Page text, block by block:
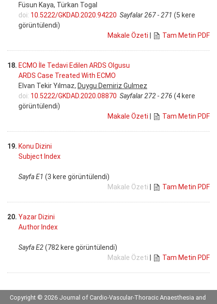
Füsun Kaya, Türkan Togal
doi: 10.5222/GKDAD.2020.94220 Sayfalar 267 - 271 (5 kere
görüntülendi)
Makale Özeti | Tam Metin PDF
18. ECMO İle Tedavi Edilen ARDS Olgusu
ARDS Case Treated With ECMO
Elvan Tekir Yılmaz, Duygu Demiriz Gulmez
doi: 10.5222/GKDAD.2020.08870 Sayfalar 272 - 276 (4 kere
görüntülendi)
Makale Özeti | Tam Metin PDF
19. Konu Dizini
Subject Index
Sayfa E1 (3 kere görüntülendi)
Makale Özeti | Tam Metin PDF
20. Yazar Dizini
Author Index
Sayfa E2(782 kere görüntülendi)
Makale Özeti | Tam Metin PDF
Copyright © 2026 Journal of Cardio-Vascular-Thoracic Anaesthesia and